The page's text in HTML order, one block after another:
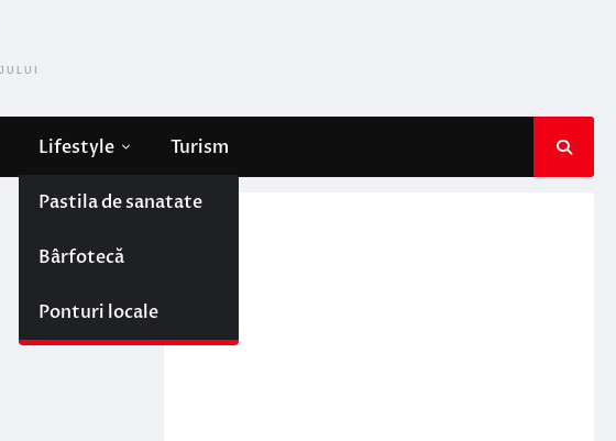
Lifestyle
Pastila de sanatate
Bârfotecă
Ponturi locale
Turism